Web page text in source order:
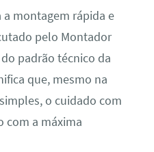
a montagem rápida e
pelo Montador
padrão técnico da
que, mesmo na
o cuidado com
com a máxima